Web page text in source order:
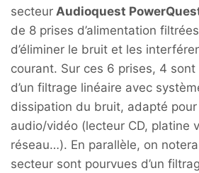
secteur Audioquest
de 8 prises d’alimentation
d’éliminer le bruit et les
courant. Sur ces 6 prises, 4 sont
d’un filtrage linéaire avec
dissipation du bruit, adapté
audio/vidéo (lecteur CD, platine
réseau…). En parallèle, on
secteur sont pourvues d’un